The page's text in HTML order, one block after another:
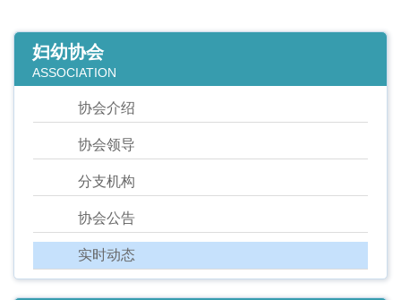
妇幼协会
ASSOCIATION
协会介绍
协会领导
分支机构
协会公告
实时动态